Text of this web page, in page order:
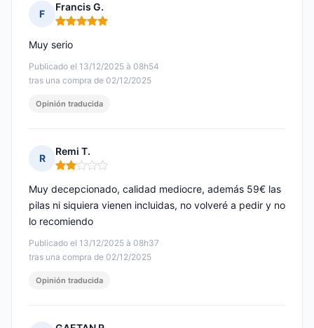
F
Francis G.
Nota: 5 de 5
Publicado el 13/12/2025 à 08h54
tras una compra de 02/12/2025
Muy serio
Opinión traducida
R
Remi T.
Nota: 2 de 5
Publicado el 13/12/2025 à 08h37
tras una compra de 02/12/2025
Muy decepcionado, calidad mediocre, además 59€ las
pilas ni siquiera vienen incluidas, no volveré a pedir y no
lo recomiendo
Opinión traducida